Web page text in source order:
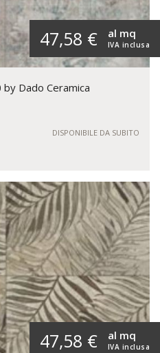
47,58 € IVA inclusa
al mq
Dado Ceramica
DISPONIBILE DA SUBITO
47,58 € IVA inclusa
al mq